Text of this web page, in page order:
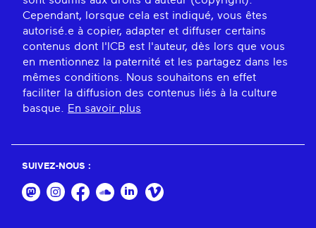
Cependant, lorsque cela est indiqué, vous êtes
autorisé.e à copier, adapter et diffuser certains
contenus dont l'ICB est l'auteur, dès lors que vous
en mentionnez la paternité et les partagez dans les
mêmes conditions. Nous souhaitons en effet
faciliter la diffusion des contenus liés à la culture
basque. En savoir plus
SUIVEZ-NOUS :